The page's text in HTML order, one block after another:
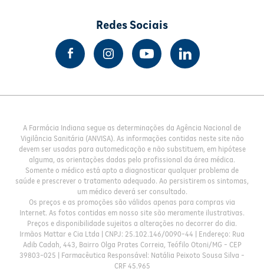
Redes Sociais
A Farmácia Indiana segue as determinações da Agência Nacional de
Vigilância Sanitária (ANVISA). As informações contidas neste site não
devem ser usadas para automedicação e não substituem, em hipótese
alguma, as orientações dadas pelo profissional da área médica.
Somente o médico está apto a diagnosticar qualquer problema de
saúde e prescrever o tratamento adequado. Ao persistirem os sintomas,
um médico deverá ser consultado.
Os preços e as promoções são válidos apenas para compras via
Internet. As fotos contidas em nosso site são meramente ilustrativas.
Preços e disponibilidade sujeitos a alterações no decorrer do dia.
Irmãos Mattar e Cia Ltda | CNPJ: 25.102.146/0090-44 | Endereço: Rua
Adib Cadah, 443, Bairro Olga Prates Correia, Teófilo Otoni/MG - CEP
39803-025 | Farmacêutica Responsável: Natália Peixoto Sousa Silva -
CRF 45.965